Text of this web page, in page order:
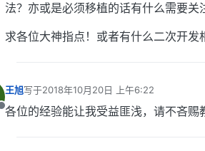
法？亦或是必须移植的话有什么需要关
求各位大神指点！或者有什么二次开发
离线
王旭写于2018年10月20日 上午6:22
最后由 编辑
各位的经验能让我受益匪浅，请不吝赐